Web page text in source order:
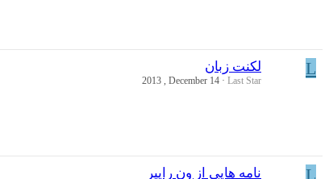
L لکنت زبان
Last Star
2013 , December 14
L نامه هایی از ون رایپر